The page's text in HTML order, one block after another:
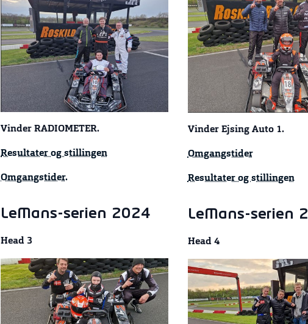
Vinder RADIOMETER.
Resultater og stillingen
Omgangstider.
LeMans-serien 2024
Head 3
Vinder Ejsing Auto 1.
Omgangstider
Resultater og stillingen
LeMans-serien
Head 4